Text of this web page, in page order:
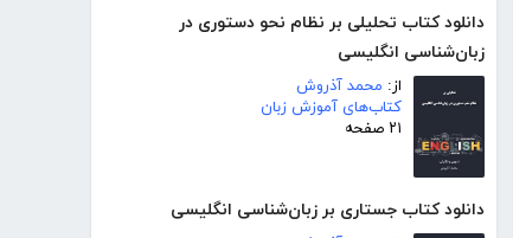
دانلود کتاب تحلیلی بر نظام نحو دستوری در
زبان‌شناسی انگلیسی
از: محمد آذروش
کتاب‌های آموزش زبان
۲۱ صفحه
دانلود کتاب جستاری بر زبان‌شناسی انگلیسی